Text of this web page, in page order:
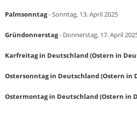
Palmsonntag- Sonntag, 13. April 2025
Gründonnerstag- Donnerstag, 17. April
Karfreitag in Deutschland (Ostern in
Ostersonntag in Deutschland (Ostern in
Ostermontag in Deutschland (Ostern in